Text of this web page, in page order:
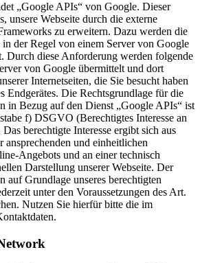
„Google APIs“ von Google. Dieser
unsere Webseite durch die externe
zu erweitern. Dazu werden die
der Regel von einem Server von Google
Durch diese Anforderung werden folgende
von Google übermittelt und dort
Internetseiten, die Sie besucht haben
Endgerätes. Die Rechtsgrundlage für die
in Bezug auf den Dienst „Google APIs“ ist
f) DSGVO (Berechtigtes Interesse an
berechtigte Interesse ergibt sich aus
ansprechenden und einheitlichen
Angebots und an einer technisch
Darstellung unserer Webseite. Der
auf Grundlage unseres berechtigten
unter den Voraussetzungen des Art.
Nutzen Sie hierfür bitte die im